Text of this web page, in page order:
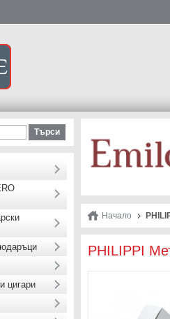
Начало
PHILIPPI
Търси
цигари